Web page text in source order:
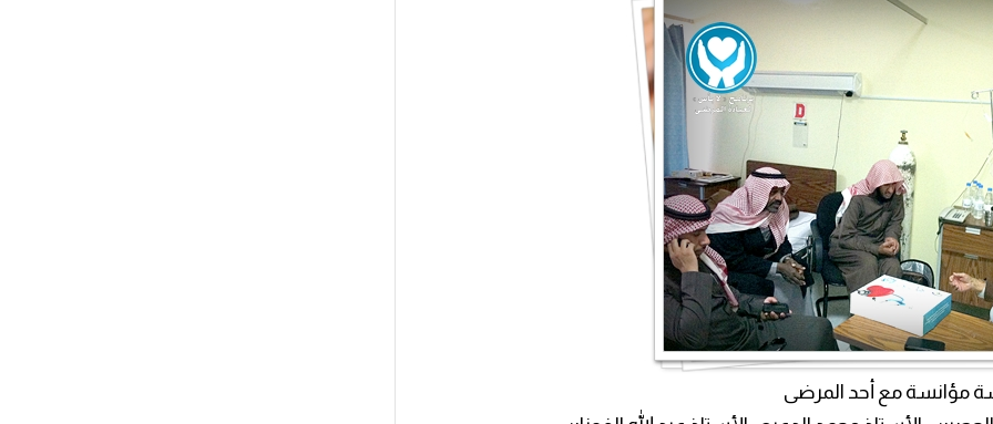
مؤانسة مع أحد المرضى